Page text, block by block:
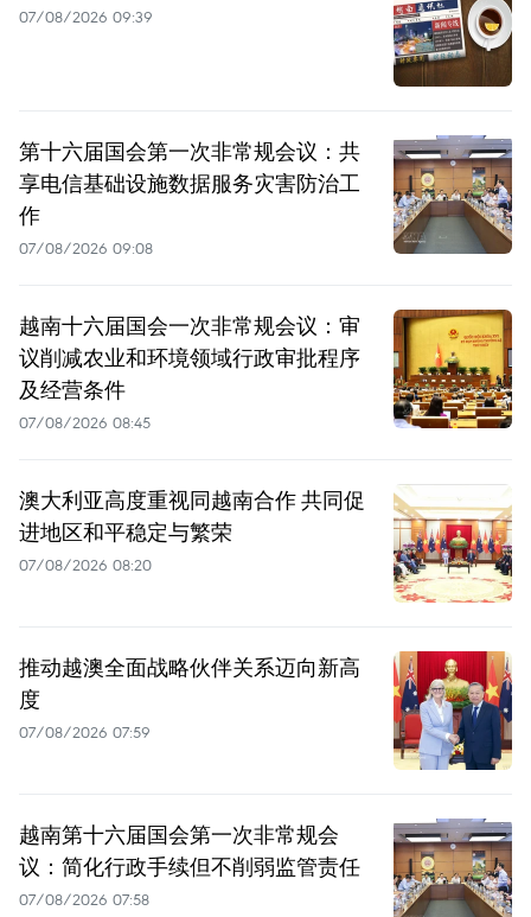
07/08/2026 09:39
第十六届国会第一次非常规会议：共
享电信基础设施数据服务灾害防治工
作
07/08/2026 09:08
越南十六届国会一次非常规会议：审
议削减农业和环境领域行政审批程序
及经营条件
07/08/2026 08:45
澳大利亚高度重视同越南合作 共同促
进地区和平稳定与繁荣
07/08/2026 08:20
推动越澳全面战略伙伴关系迈向新高
度
07/08/2026 07:59
越南第十六届国会第一次非常规会
议：简化行政手续但不削弱监管责任
07/08/2026 07:58